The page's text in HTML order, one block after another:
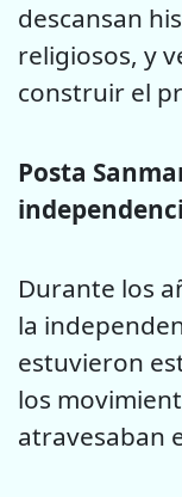
descansan
religiosos, y
construir el
Posta
Durante los
la
estuvieron
los
atravesaban